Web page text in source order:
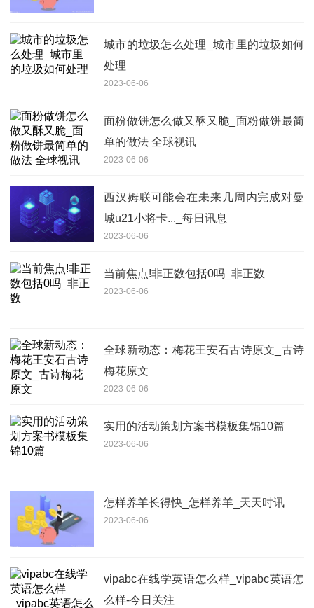
城市的垃圾怎么处理_城市里的垃圾如何
处理
2023-06-06
面粉做饼怎么做又酥又脆_面粉做饼最简
单的做法 全球视讯
2023-06-06
西汉姆联可能会在未来几周内完成对曼
城u21小将卡..._每日讯息
2023-06-06
当前焦点!非正数包括0吗_非正数
2023-06-06
全球新动态：梅花王安石古诗原文_古诗
梅花原文
2023-06-06
实用的活动策划方案书模板集锦10篇
2023-06-06
怎样养羊长得快_怎样养羊_天天时讯
2023-06-06
vipabc在线学英语怎么样_vipabc英语怎
么样-今日关注